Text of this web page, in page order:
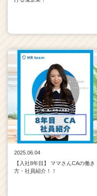
2025.06.04
【入社8年目】 ママさんCAの働き
方・社員紹介！！